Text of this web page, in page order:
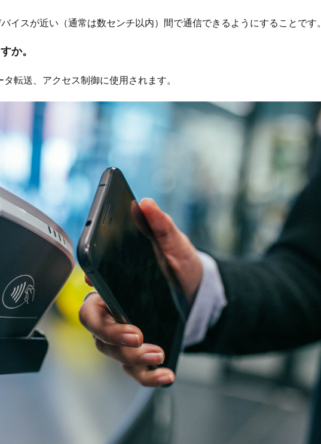
イスが近い（通常は数センチ以内）間で通信できるようにすることです。
か。
転送、アクセス制御に使用されます。